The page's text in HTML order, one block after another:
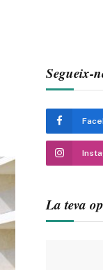
Segueix-
La teva